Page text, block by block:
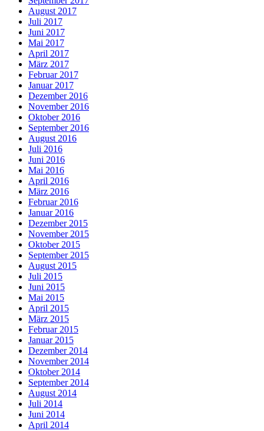
August 2017
Juli 2017
Juni 2017
Mai 2017
April 2017
März 2017
Februar 2017
Januar 2017
Dezember 2016
November 2016
Oktober 2016
September 2016
August 2016
Juli 2016
Juni 2016
Mai 2016
April 2016
März 2016
Februar 2016
Januar 2016
Dezember 2015
November 2015
Oktober 2015
September 2015
August 2015
Juli 2015
Juni 2015
Mai 2015
April 2015
März 2015
Februar 2015
Januar 2015
Dezember 2014
November 2014
Oktober 2014
September 2014
August 2014
Juli 2014
Juni 2014
April 2014